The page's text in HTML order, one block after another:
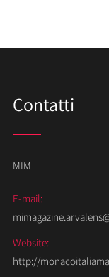
Contatti
MIM
E-mail:
Website:
http://